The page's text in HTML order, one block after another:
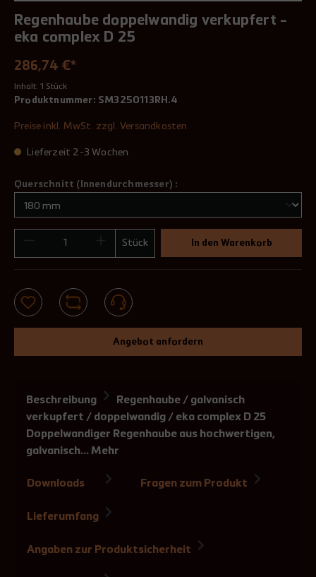
Regenhaube doppelwandig verkupfert -
eka complex D 25
286,74 €*
Inhalt: 1 Stück
Produktnummer: SM3250113RH.4
Preise inkl. MwSt. zzgl. Versandkosten
Lieferzeit 2-3 Wochen
Querschnitt (Innendurchmesser) :
Stück In den Warenkorb
Angebot anfordern
Beschreibung
Regenhaube / galvanisch
verkupfert / doppelwandig / eka complex D 25
Doppelwandiger Regenhaube aus hochwertigen,
galvanisch… Mehr
Downloads Fragen zum Produkt
Lieferumfang
Angaben zur Produktsicherheit